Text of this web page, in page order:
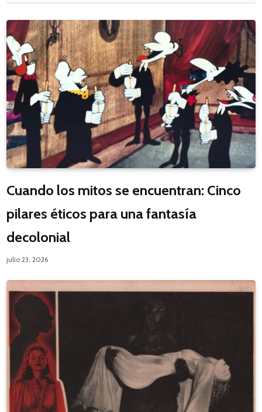
Cuando los mitos se encuentran: Cinco
pilares éticos para una fantasía
decolonial
julio 23, 2026